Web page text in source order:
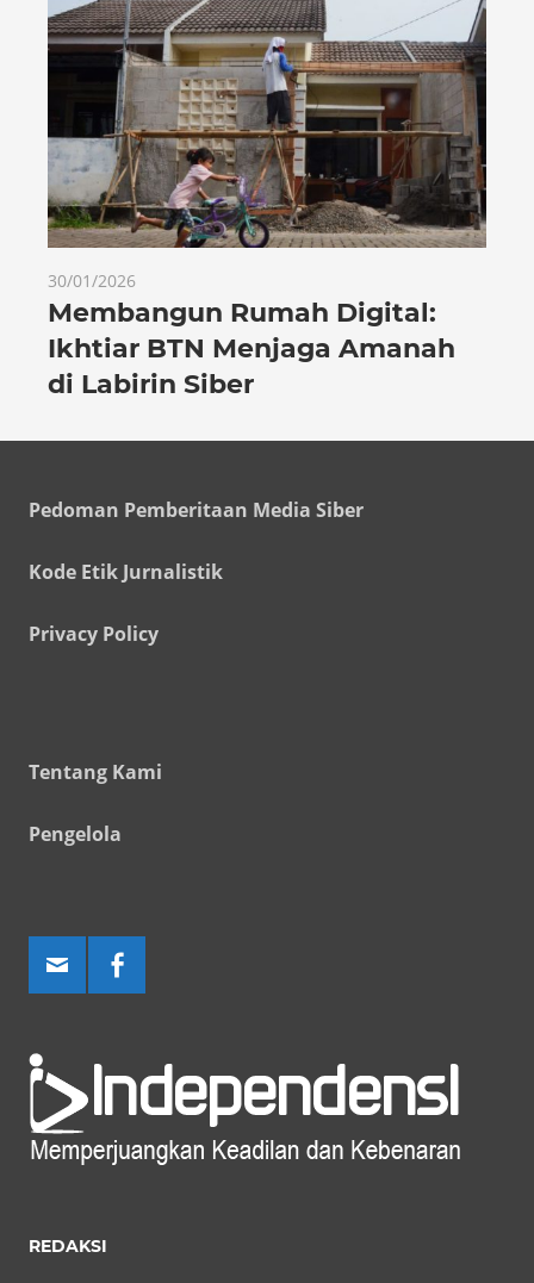
30/01/2026
Membangun Rumah Digital:
Ikhtiar BTN Menjaga Amanah
di Labirin Siber
Pedoman Pemberitaan Media Siber
Kode Etik Jurnalistik
Privacy Policy
Tentang Kami
Pengelola
REDAKSI